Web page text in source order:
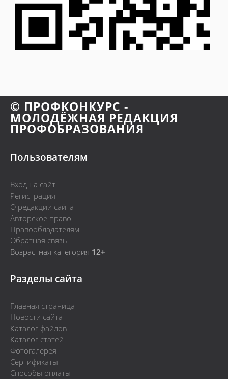
© ПРОФКОНКУРС -
МОЛОДЁЖНАЯ РЕДАКЦИЯ
ПРОФОБРАЗОВАНИЯ
Пользователям
Вход на сайт
Регистрация
О редакции сайта
Авторское право
Правообладателям
Обратная связь
Возрастная категория 12+
Разделы сайта
Главная страница
Новости сайта
Каталог файлов
Каталог статей
Фотогалерея
Сертификаты
Способы оплаты